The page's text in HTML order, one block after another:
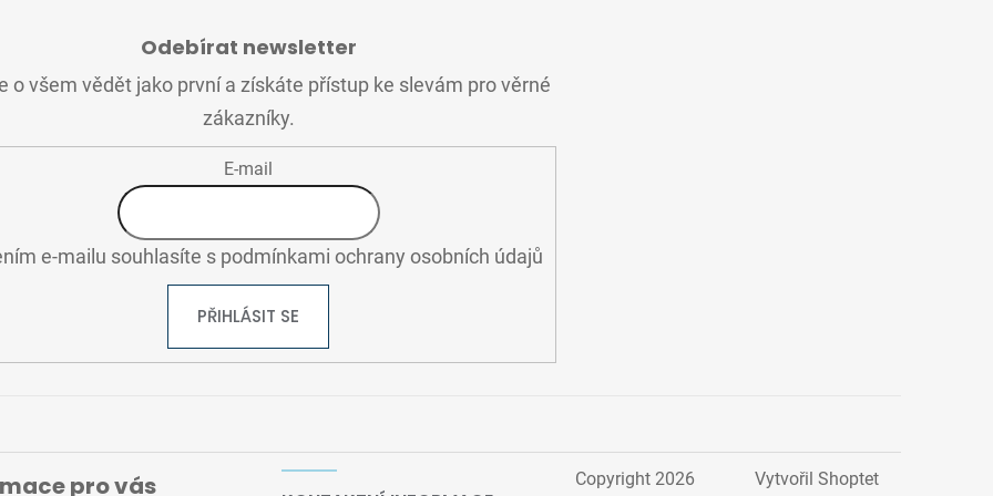
Odebírat newsletter
o všem vědět jako první a získáte přístup ke slevám pro věrné
zákazníky.
E-mail
e-mailu souhlasíte s podmínkami ochrany osobních údajů
PŘIHLÁSIT SE
pro vás Vytvořil Shoptet
Copyright 2026